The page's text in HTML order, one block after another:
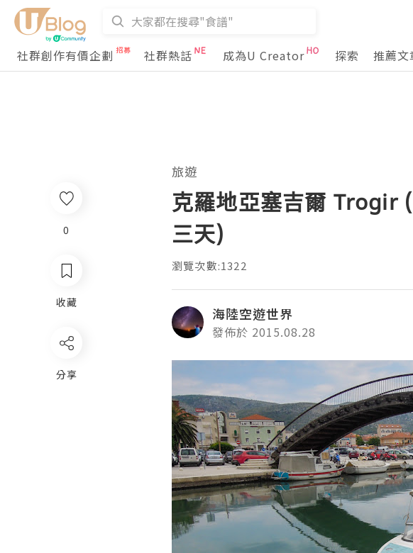
社群創作有價企劃 社群熱話 成為U Creator 探索 推薦文
0
收藏
分享
旅遊
克羅地亞塞吉爾 Trogir
三天)
瀏覽次數:1322
海陸空遊世界
發佈於 2015.08.28